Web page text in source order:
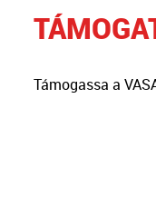
Támogassa a